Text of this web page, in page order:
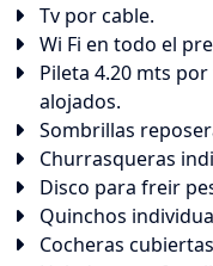
Tv por cable.
Wi Fi en todo el
Pileta 4.20 mts
alojados.
Sombrillas
Churrasqueras
Disco para freir
Quinchos
Cocheras